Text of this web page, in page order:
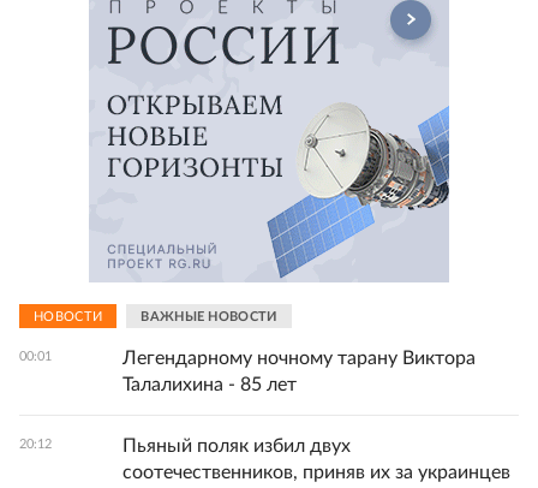
НОВОСТИ ВАЖНЫЕ НОВОСТИ
00:01
Легендарному ночному тарану Виктора
Талалихина - 85 лет
20:12
Пьяный поляк избил двух
соотечественников, приняв их за украинцев